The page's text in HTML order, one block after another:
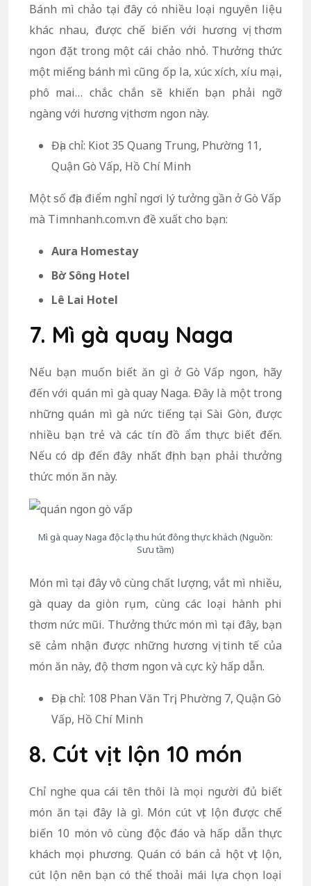
Bánh mì chảo tại đây có nhiều loại nguyên liệu
khác nhau, được chế biến với hương vị thơm
ngon đặt trong một cái chảo nhỏ. Thưởng thức
một miếng bánh mì cũng ốp la, xúc xích, xíu mại,
phô mai… chắc chắn sẽ khiến bạn phải ngỡ
ngàng với hương vị thơm ngon này.
Địa chỉ: Kiot 35 Quang Trung, Phường 11,
Quận Gò Vấp, Hồ Chí Minh
Một số địa điểm nghỉ ngơi lý tưởng gần ở Gò Vấp
mà Timnhanh.com.vn đề xuất cho bạn:
Aura Homestay
Bờ Sông Hotel
Lê Lai Hotel
7. Mì gà quay Naga
Nếu bạn muốn biết ăn gì ở Gò Vấp ngon, hãy
đến với quán mì gà quay Naga. Đây là một trong
những quán mì gà nức tiếng tại Sài Gòn, được
nhiều bạn trẻ và các tín đồ ẩm thực biết đến.
Nếu có dịp đến đây nhất định bạn phải thưởng
thức món ăn này.
Mì gà quay Naga độc lạ thu hút đông thực khách (Nguồn:
Sưu tầm)
Món mì tại đây vô cùng chất lượng, vắt mì nhiều,
gà quay da giòn rụm, cùng các loại hành phi
thơm nức mũi. Thưởng thức món mì tại đây, bạn
sẽ cảm nhận được những hương vị tinh tế của
món ăn này, độ thơm ngon và cực kỳ hấp dẫn.
Địa chỉ: 108 Phan Văn Trị, Phường 7, Quận Gò
Vấp, Hồ Chí Minh
8. Cút vịt lộn 10 món
Chỉ nghe qua cái tên thôi là mọi người đủ biết
món ăn tại đây là gì. Món cút vịt lộn được chế
biến 10 món vô cùng độc đáo và hấp dẫn thực
khách mọi phương. Quán có bán cả hột vịt lộn,
cút lộn nên bạn có thể thoải mái lựa chọn loại